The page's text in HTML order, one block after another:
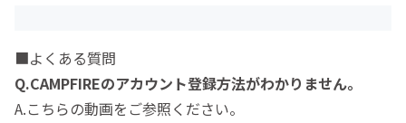
■よくある質問
Q.CAMPFIREのアカウント登録方法がわかりません。
A.こちらの動画をご参照ください。